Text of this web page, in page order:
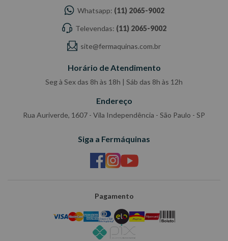
Whatsapp: (11) 2065-9002
Televendas: (11) 2065-9002
site@fermaquinas.com.br
Horário de Atendimento
Seg à Sex das 8h às 18h | Sáb das 8h às 12h
Endereço
Rua Auriverde, 1607 - Vila Independência - São Paulo - SP
Siga a Fermáquinas
Pagamento